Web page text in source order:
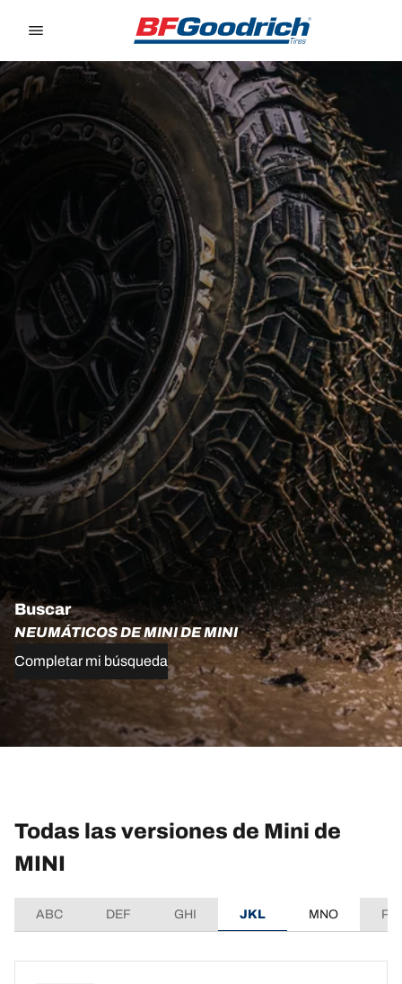
Buscar
NEUMÁTICOS DE MINI DE MINI
Completar mi búsqueda
Todas las versiones de Mini de
MINI
ABC DEF GHI JKL MNO